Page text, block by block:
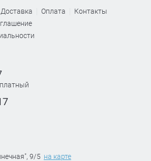
Доставка Оплата
Контакты
9/5 на карте